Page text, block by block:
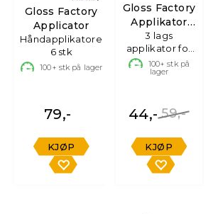
Gloss Factory
Applicator
Håndapplikatorer,
6 stk
100+ stk på lager
79,-
KJØP
Gloss Factory
Applikator
voks og
polish
3 lags
applikator for
polering og
voks
100+ stk på
lager
59,-
44,-
KJØP